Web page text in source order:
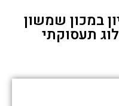
במכון שמשון
תעסוקתי